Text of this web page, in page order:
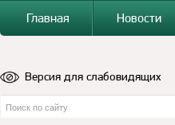
Главная
Новости
Версия для слабовидящих